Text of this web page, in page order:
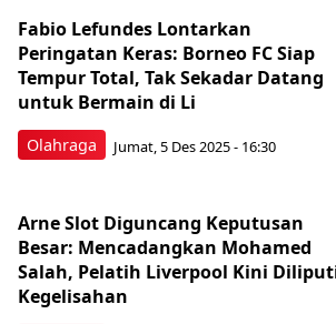
Olahraga
Fabio Lefundes Lontarkan
Peringatan Keras: Borneo FC Siap
Tempur Total, Tak Sekadar Datang
untuk Bermain di Li
Jumat, 5 Des 2025 - 16:30
Arne Slot Diguncang Keputusan
Besar: Mencadangkan Mohamed
Salah, Pelatih Liverpool Kini
Kegelisahan